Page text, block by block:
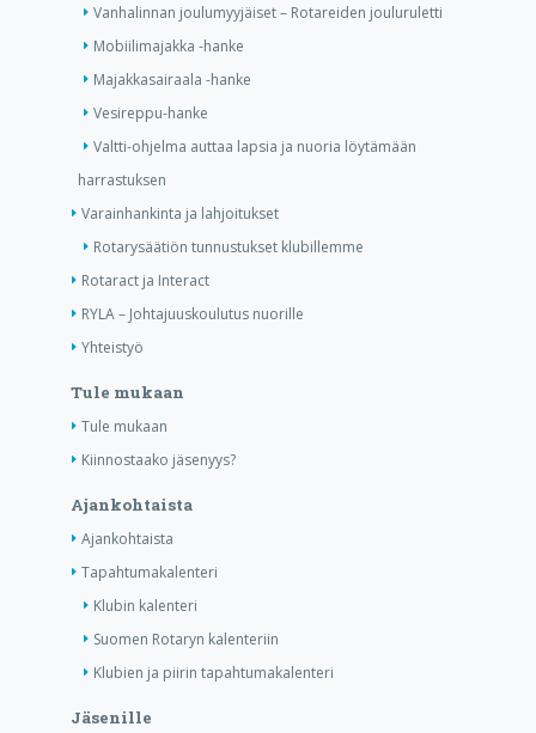
Vanhalinnan joulumyyjäiset – Rotareiden jouluruletti
Mobiilimajakka -hanke
Majakkasairaala -hanke
Vesireppu-hanke
Valtti-ohjelma auttaa lapsia ja nuoria löytämään
harrastuksen
Varainhankinta ja lahjoitukset
Rotarysäätiön tunnustukset klubillemme
Rotaract ja Interact
RYLA – Johtajuuskoulutus nuorille
Yhteistyö
Tule mukaan
Tule mukaan
Kiinnostaako jäsenyys?
Ajankohtaista
Ajankohtaista
Tapahtumakalenteri
Klubin kalenteri
Suomen Rotaryn kalenteriin
Klubien ja piirin tapahtumakalenteri
Jäsenille